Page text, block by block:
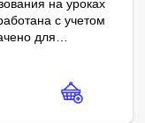
на уроках
с учетом
для
образцы: каменный
см: 31*23*10.
шт., вкладыш